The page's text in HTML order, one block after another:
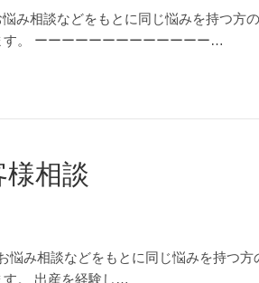
み相談などをもとに同じ悩みを持つ方
。 ーーーーーーーーーーーーー…
相談
悩み相談などをもとに同じ悩みを持つ方
す。 出産を経験し…